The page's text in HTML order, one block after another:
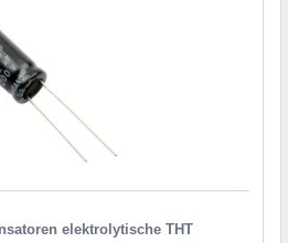
elektrolytische THT